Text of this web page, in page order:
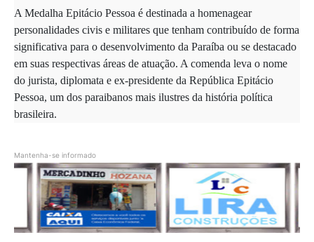
A Medalha Epitácio Pessoa é destinada a homenagear
personalidades civis e militares que tenham contribuído de forma
significativa para o desenvolvimento da Paraíba ou se destacado
em suas respectivas áreas de atuação. A comenda leva o nome
do jurista, diplomata e ex-presidente da República Epitácio
Pessoa, um dos paraibanos mais ilustres da história política
brasileira.
Mantenha-se informado